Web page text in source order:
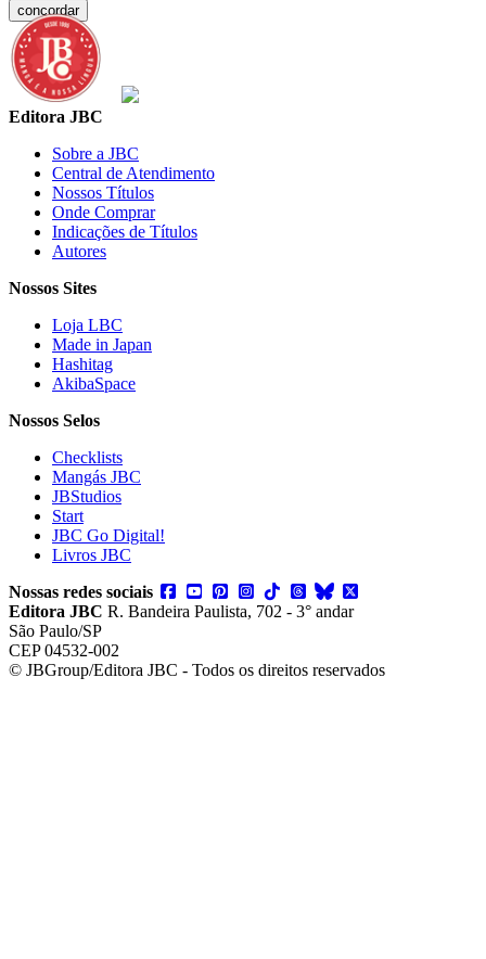
concordar
Editora JBC
Sobre a JBC
Central de Atendimento
Nossos Títulos
Onde Comprar
Indicações de Títulos
Autores
Nossos Sites
Loja LBC
Made in Japan
Hashitag
AkibaSpace
Nossos Selos
Checklists
Mangás JBC
JBStudios
Start
JBC Go Digital!
Livros JBC
Nossas redes sociais
Editora JBC R. Bandeira Paulista, 702 - 3° andar
São Paulo/SP
CEP 04532-002
© JBGroup/Editora JBC - Todos os direitos reservados